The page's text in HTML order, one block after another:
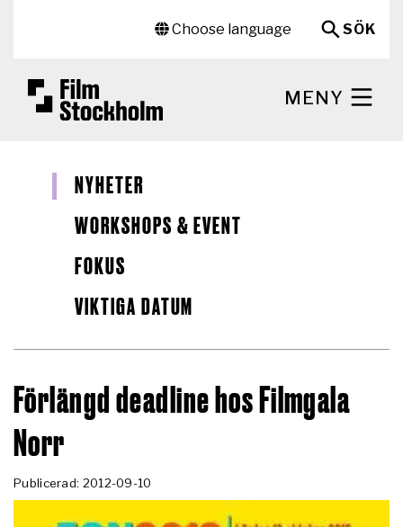
Choose language
SÖK
MENY
NYHETER
WORKSHOPS & EVENT
FOKUS
VIKTIGA DATUM
Förlängd deadline hos Filmgala
Norr
Publicerad: 2012-09-10